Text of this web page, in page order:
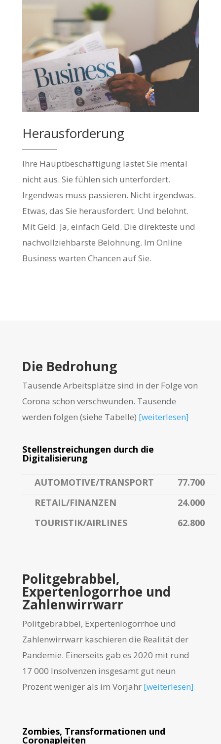
Herausforderung
Ihre Hauptbeschäftigung lastet Sie mental
nicht aus. Sie fühlen sich unterfordert.
Irgendwas muss passieren. Nicht irgendwas.
Etwas, das Sie herausfordert. Und belohnt.
Mit Geld. Ja, einfach Geld. Die direkteste und
nachvollziehbarste Belohnung. Im Online
Business warten Chancen auf Sie.
Die Bedrohung
Tausende Arbeitsplätze sind in der Folge von
Corona schon verschwunden. Tausende
werden folgen (siehe Tabelle) [weiterlesen]
Stellenstreichungen durch die
Digitalisierung
AUTOMOTIVE/TRANSPORT
77.700
RETAIL/FINANZEN
24.000
TOURISTIK/AIRLINES
62.800
Politgebrabbel,
Expertenlogorrhoe und
Zahlenwirrwarr
Politgebrabbel, Expertenlogorrhoe und
Zahlenwirrwarr kaschieren die Realität der
Pandemie. Einerseits gab es 2020 mit rund
17 000 Insolvenzen insgesamt gut neun
Prozent weniger als im Vorjahr [weiterlesen]
Zombies, Transformationen und
Coronapleiten